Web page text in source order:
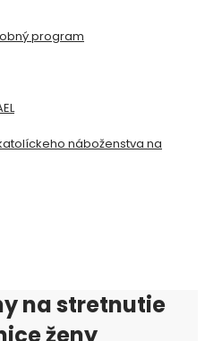
program
náboženstva na
na stretnutie